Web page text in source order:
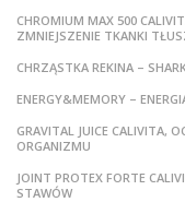
CHROMIUM MAX 500
ZMNIEJSZENIE TKANKI
CHRZĄSTKA REKINA –
ENERGY&MEMORY –
GRAVITAL JUICE CALIVITA,
ORGANIZMU
JOINT PROTEX FORTE
STAWÓW